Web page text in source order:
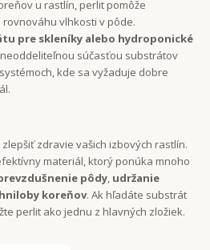
u rastlín, perlit pomôže
vlhkosti v pôde.
pre skleníky alebo hydroponické
súčasťou substrátov
kde sa vyžaduje dobre
zdravie vašich izbových rastlín.
materiál, ktorý ponúka mnoho
pôdy, udržanie
koreňov. Ak hľadáte substrát
perlit ako jednu z hlavných zložiek.